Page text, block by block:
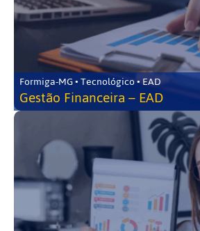
Formiga-MG • Tecnológico • EAD
Gestão Financeira – EAD